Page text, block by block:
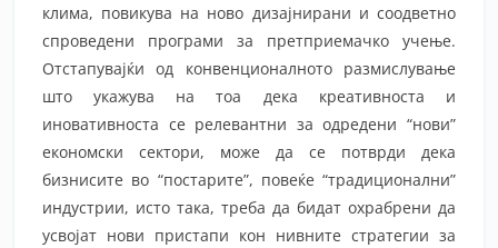
клима, повикува на ново дизајнирани и соодветно
спроведени програми за претприемачко учење.
Отстапувајќи од конвенционалното размислување
што укажува на тоа дека креативноста и
иновативноста се релевантни за одредени “нови”
економски сектори, може да се потврди дека
бизнисите во “постарите”, повеќе “традиционални”
индустрии, исто така, треба да бидат охрабрени да
усвојат нови пристапи кон нивните стратегии за